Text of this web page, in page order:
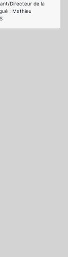
Directeur de la
: Mathieu